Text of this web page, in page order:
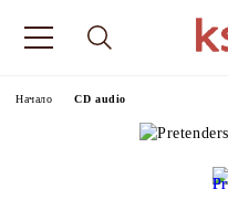
Начало CD audio